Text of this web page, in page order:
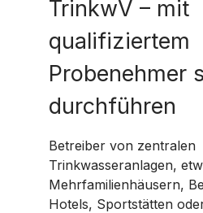
TrinkwV – mit
qualifiziertem
Probenehmer
durchführen
Betreiber von zentralen
Trinkwasseranlagen,
Mehrfamilienhäusern,
Hotels, Sportstätten